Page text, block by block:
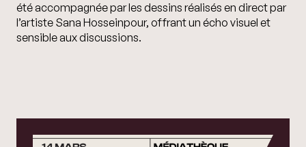
été accompagnée par les dessins réalisés en direct par
l’artiste Sana Hosseinpour, offrant un écho visuel et
sensible aux discussions.